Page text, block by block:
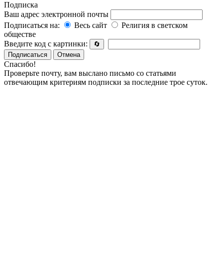
Подписка
Ваш адрес электронной почты
Подписаться на:
Весь сайт
Религия в светском
обществе
Введите код с картинки:
🔄
Подписаться
Отмена
Спасибо!
Проверьте почту, вам выслано письмо со статьями
отвечающим критериям подписки за последние трое суток.